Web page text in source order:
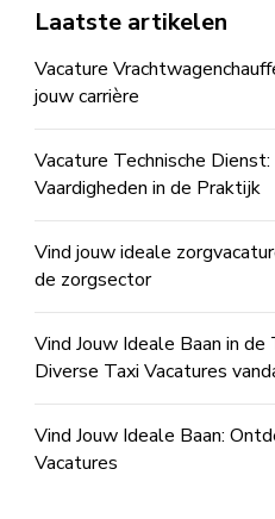
Laatste artikelen
Vacature
jouw carrière
Vacature Technische
Vaardigheden in de Praktijk
Vind jouw ideale
de zorgsector
Vind Jouw Ideale Baan in
Diverse Taxi Vacatures
Vind Jouw Ideale Baan:
Vacatures